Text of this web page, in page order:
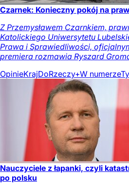
Czarnek: Konieczny pokój na
Z Przemysławem Czarnkiem,
Katolickiego Uniwersytetu
Prawa i Sprawiedliwości,
premiera rozmawia Ryszard
OpinieKrajDoRzeczy+W numerze
Nauczyciele z łapanki, czyli
po polsku